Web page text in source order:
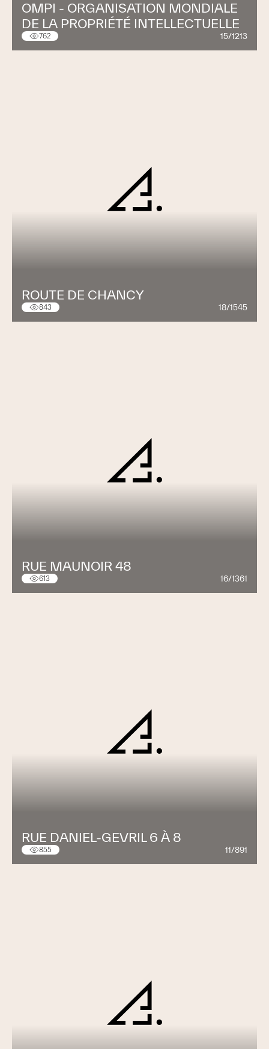
OMPI - ORGANISATION MONDIALE
DE LA PROPRIÉTÉ INTELLECTUELLE
762 15/1213
ROUTE DE CHANCY
843 18/1545
RUE MAUNOIR 48
613 16/1361
RUE DANIEL-GEVRIL 6 À 8
855 11/891